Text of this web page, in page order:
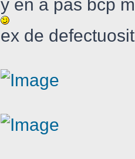
y en a pas bcp
ex de